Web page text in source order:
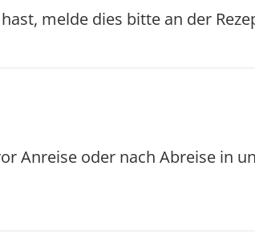
melde dies bitte an der
Anreise oder nach Abreise in